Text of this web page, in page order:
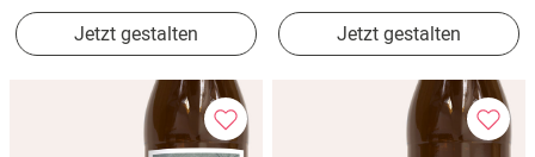
Jetzt gestalten Jetzt gestalten